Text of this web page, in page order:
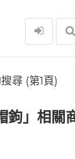
尋 (第1頁)
鉤」相關